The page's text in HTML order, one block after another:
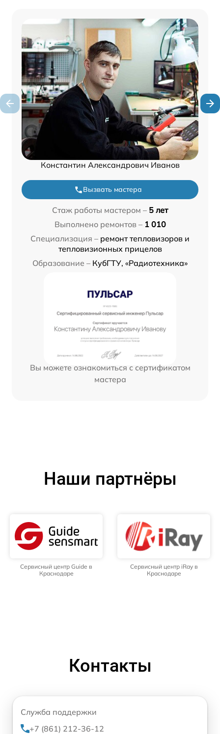
Константин Александрович Иванов
Вызвать мастера
Стаж работы мастером – 5 лет
Выполнено ремонтов – 1 010
Специализация – ремонт тепловизоров и
тепловизионных прицелов
Образование – КубГТУ, «Радиотехника»
Вы можете ознакомиться с сертификатом
мастера
Наши партнёры
Сервисный центр Guide в
Краснодаре
Сервисный центр iRay в
Краснодаре
Контакты
Служба поддержки
+7 (861) 212-36-12